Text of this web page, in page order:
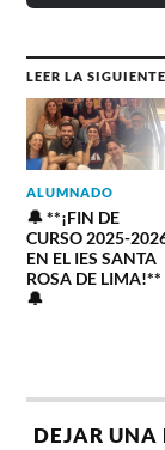
LEER LA
ALUMNADO
🔔 **¡FIN DE
CURSO 2025-
EN EL IES SANTA
ROSA DE LIMA!**
🔔
DEJAR UNA